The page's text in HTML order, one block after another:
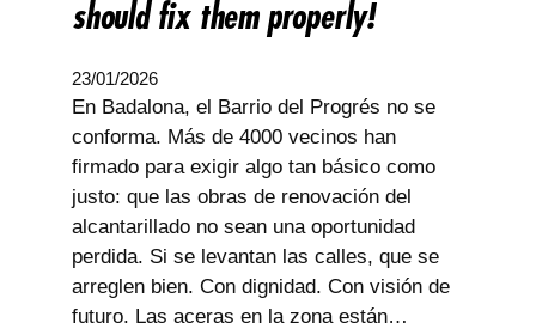
should fix them properly!
23/01/2026
En Badalona, el Barrio del Progrés no se
conforma. Más de 4000 vecinos han
firmado para exigir algo tan básico como
justo: que las obras de renovación del
alcantarillado no sean una oportunidad
perdida. Si se levantan las calles, que se
arreglen bien. Con dignidad. Con visión de
futuro. Las aceras en la zona están…